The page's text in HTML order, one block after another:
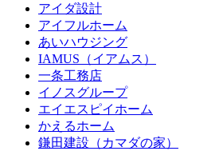
アイダ設計
アイフルホーム
あいハウジング
IAMUS（イアムス）
一条工務店
イノスグループ
エイエスピイホーム
かえるホーム
鎌田建設（カマダの家）